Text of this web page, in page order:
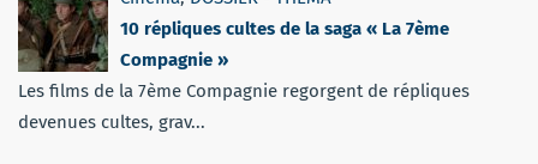
10 répliques cultes de la saga « La 7ème
Compagnie »
Les films de la 7ème Compagnie regorgent de répliques
devenues cultes, grav...